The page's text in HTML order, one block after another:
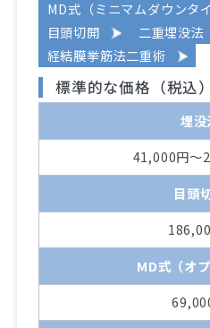
MD式（ミニマムダウンタ
目頭切開
二重埋没法
経結膜挙筋法二重術
標準的な価格（税込）
埋没
41,000円～
目頭
MD式（オプ